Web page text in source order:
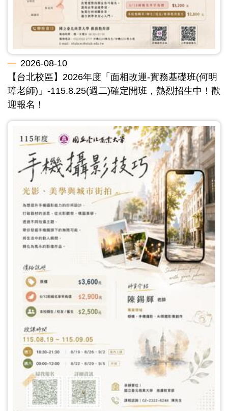
2026-08-10
【台北校區】2026年度「面相改運-實務基礎班(何明
璋老師)」-115.8.25(週二)確定開班，熱烈招生中！歡
迎報名！